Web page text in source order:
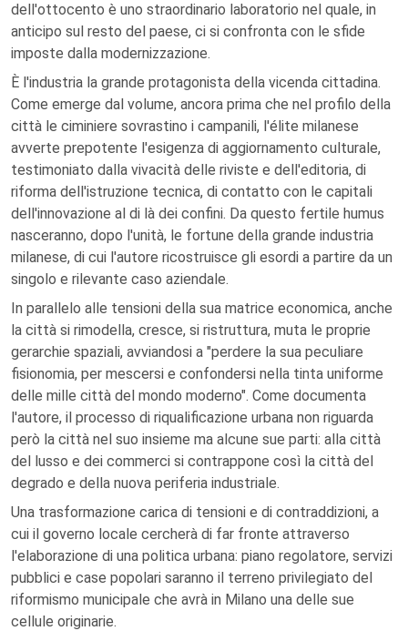
dell'ottocento è uno straordinario laboratorio nel quale, in
anticipo sul resto del paese, ci si confronta con le sfide
imposte dalla modernizzazione.
È l'industria la grande protagonista della vicenda cittadina.
Come emerge dal volume, ancora prima che nel profilo della
città le ciminiere sovrastino i campanili, l'élite milanese
avverte prepotente l'esigenza di aggiornamento culturale,
testimoniato dalla vivacità delle riviste e dell'editoria, di
riforma dell'istruzione tecnica, di contatto con le capitali
dell'innovazione al di là dei confini. Da questo fertile humus
nasceranno, dopo l'unità, le fortune della grande industria
milanese, di cui l'autore ricostruisce gli esordi a partire da un
singolo e rilevante caso aziendale.
In parallelo alle tensioni della sua matrice economica, anche
la città si rimodella, cresce, si ristruttura, muta le proprie
gerarchie spaziali, avviandosi a "perdere la sua peculiare
fisionomia, per mescersi e confondersi nella tinta uniforme
delle mille città del mondo moderno". Come documenta
l'autore, il processo di riqualificazione urbana non riguarda
però la città nel suo insieme ma alcune sue parti: alla città
del lusso e dei commerci si contrappone così la città del
degrado e della nuova periferia industriale.
Una trasformazione carica di tensioni e di contraddizioni, a
cui il governo locale cercherà di far fronte attraverso
l'elaborazione di una politica urbana: piano regolatore, servizi
pubblici e case popolari saranno il terreno privilegiato del
riformismo municipale che avrà in Milano una delle sue
cellule originarie.